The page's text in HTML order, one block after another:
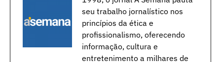
seu trabalho jornalístico nos
princípios da ética e
profissionalismo, oferecendo
informação, cultura e
entretenimento a milhares de